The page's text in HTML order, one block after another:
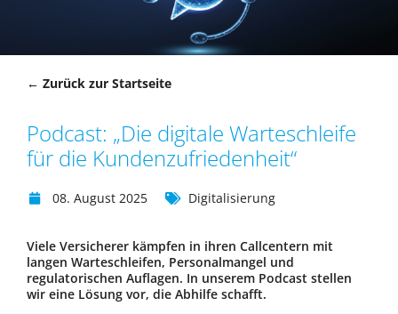
← Zurück zur Startseite
Podcast: „Die digitale Warteschleife
für die Kundenzufriedenheit“
08. August 2025 Digitalisierung
Viele Versicherer kämpfen in ihren Callcentern mit
langen Warteschleifen, Personalmangel und
regulatorischen Auflagen. In unserem Podcast stellen
wir eine Lösung vor, die Abhilfe schafft.